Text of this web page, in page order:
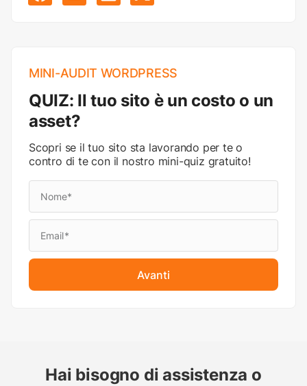
MINI-AUDIT WORDPRESS
QUIZ: Il tuo sito è un costo o un
asset?
Scopri se il tuo sito sta lavorando per te o
contro di te con il nostro mini-quiz gratuito!
Avanti
Hai bisogno di assistenza o